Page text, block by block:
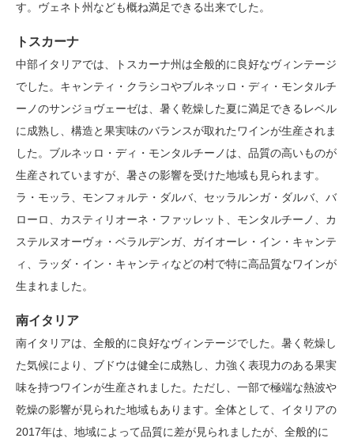
す。ヴェネト州なども概ね満足できる出来でした。
トスカーナ
中部イタリアでは、トスカーナ州は全般的に良好なヴィンテージ
でした。キャンティ・クラシコやブルネッロ・ディ・モンタルチ
ーノのサンジョヴェーゼは、暑く乾燥した夏に満足できるレベル
に成熟し、構造と果実味のバランスが取れたワインが生産されま
した。ブルネッロ・ディ・モンタルチーノは、品質の高いものが
生産されていますが、暑さの影響を受けた地域も見られます。
ラ・モッラ、モンフォルテ・ダルバ、セッラルンガ・ダルバ、バ
ローロ、カスティリオーネ・ファッレット、モンタルチーノ、カ
ステルヌオーヴォ・ベラルデンガ、ガイオーレ・イン・キャンテ
ィ、ラッダ・イン・キャンティなどの村で特に高品質なワインが
生まれました。
南イタリア
南イタリアは、全般的に良好なヴィンテージでした。暑く乾燥し
た気候により、ブドウは健全に成熟し、力強く表現力のある果実
味を持つワインが生産されました。ただし、一部で極端な熱波や
乾燥の影響が見られた地域もあります。全体として、イタリアの
2017年は、地域によって品質に差が見られましたが、全般的に